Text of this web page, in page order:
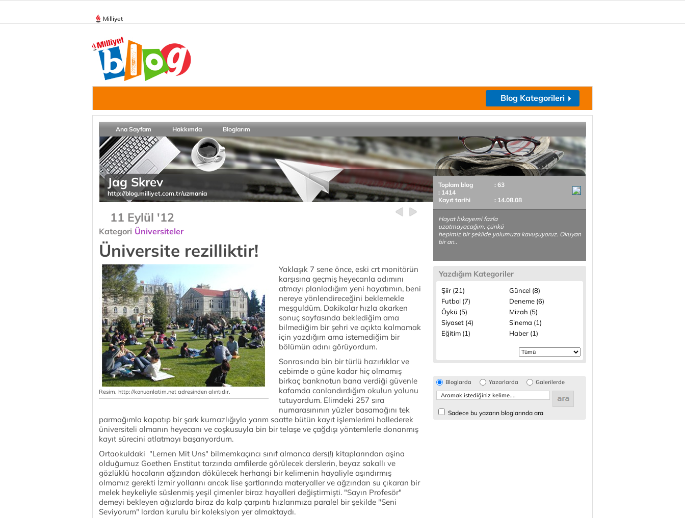
Milliyet
Blog Kategorileri
Ana Sayfam Hakkımda Bloglarım
Jag Skrev
http://blog.milliyet.com.tr/uzmania
11 Eylül '12
Kategori Üniversiteler
Üniversite rezilliktir!
Resim, http://konuanlatim.net adresinden alıntıdır.
Yaklaşık 7 sene önce, eski crt monitörün
karşısına geçmiş heyecanla adımını
atmayı planladığım yeni hayatımın, beni
nereye yönlendireceğini beklemekle
meşguldüm. Dakikalar hızla akarken
sonuç sayfasında beklediğim ama
bilmediğim bir şehri ve açıkta kalmamak
için yazdığım ama istemediğim bir
bölümün adını görüyordum.
Sonrasında bin bir türlü hazırlıklar ve
cebimde o güne kadar hiç olmamış
birkaç banknotun bana verdiği güvenle
kafamda canlandırdığım okulun yolunu
tutuyordum. Elimdeki 257 sıra
numarasınının yüzler basamağını tek
parmağımla kapatıp bir şark kurnazlığıyla yarım saatte bütün kayıt işlemlerimi hallederek
üniversiteli olmanın heyecanı ve coşkusuyla bin bir telaşe ve çağdışı yöntemlerle donanmış
kayıt sürecini atlatmayı başarıyordum.
Ortaokuldaki "Lernen Mit Uns" bilmemkaçıncı sınıf almanca ders(!) kitaplarından aşina
olduğumuz Goethen Enstitut tarzında amfilerde görülecek derslerin, beyaz sakallı ve
gözlüklü hocaların ağzından dökülecek herhangi bir kelimenin hayaliyle aşındırmış
olmamız gerekti İzmir yollarını ancak lise şartlarında materyaller ve ağzından su çıkaran bir
melek heykeliyle süslenmiş yeşil çimenler biraz hayalleri değiştirmişti. "Sayın Profesör"
demeyi bekleyen ağızlarda biraz da kalp çarpıntı hızlarımıza paralel bir şekilde "Seni
Seviyorum" lardan kurulu bir koleksiyon yer almaktaydı.
Toplam blog
: 63
: 1414
Kayıt tarihi
: 14.08.08
Hayat hikayemi fazla
uzatmayacağım, çünkü
hepimiz bir şekilde yolumuza kavuşuyoruz. Okuyan
bir an..
Yazdığım Kategoriler
Şiir (21)
Güncel (8)
Futbol (7)
Deneme (6)
Öykü (5)
Mizah (5)
Siyaset (4)
Sinema (1)
Eğitim (1)
Haber (1)
Bloglarda Yazarlarda Galerilerde
Sadece bu yazarın bloglarında ara